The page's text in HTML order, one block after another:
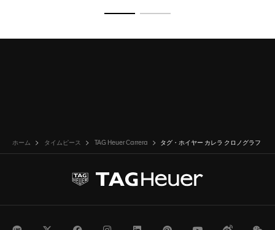
ホーム タイムピース TAG Heuer Carrera タグ・ホイヤー カレラ クロノグラフ